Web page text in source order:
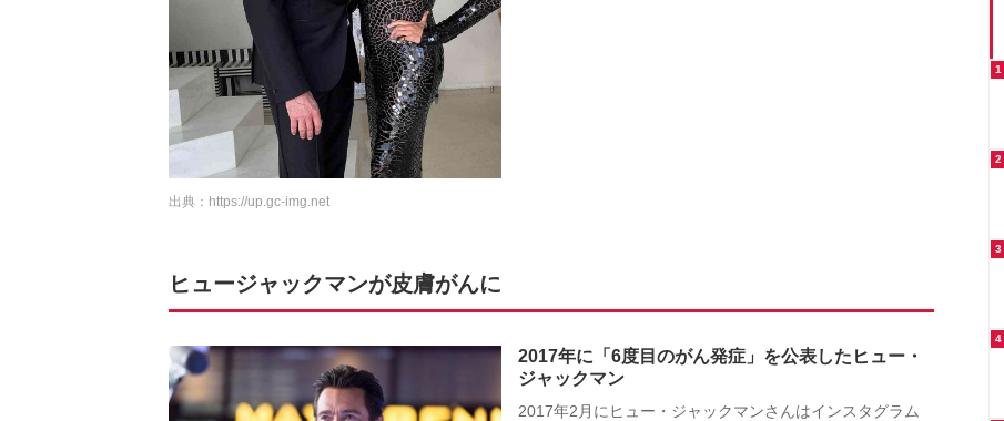
出典： https://up.gc-img.net
ヒュージャックマンが皮膚がんに
2017年に「6度目のがん発症」を公表したヒュー・
ジャックマン
2017年2月にヒュー・ジャックマンさんはインスタグラム
1
2
3
4